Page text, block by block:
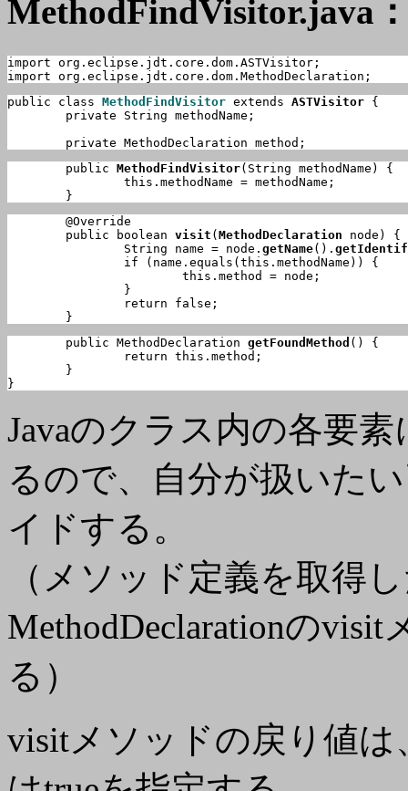
MethodFindVisitor.java
import org.eclipse.jdt.core.dom.ASTVisitor;
import org.eclipse.jdt.core.dom.MethodDeclaration;
public class MethodFindVisitor extends ASTVisitor {
	private MethodDeclaration method;
	public
MethodFindVisitor(String methodName) {
	}
	public boolean
visit ( MethodDeclaration node) {
		String name = node.
getName().
	}
	public MethodDeclaration
getFoundMethod () {
}
Javaのクラス内の各要
るので、自分が扱いた
イドする。
（メソッド定義を取得
MethodDeclarationの
る）
visitメソッドの戻り値